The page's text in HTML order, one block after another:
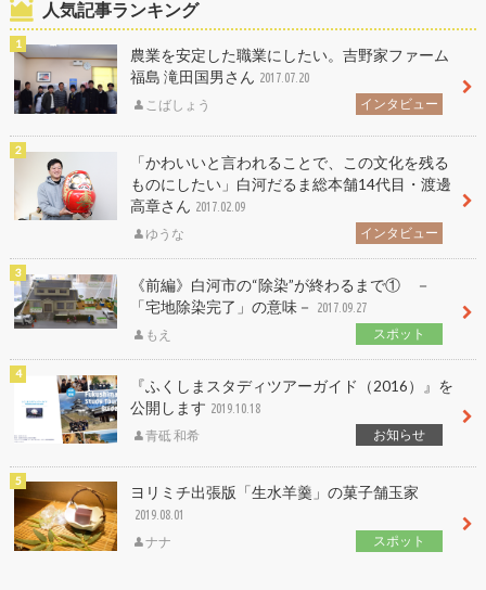
人気記事ランキング
農業を安定した職業にしたい。吉野家ファーム
福島 滝田国男さん 2017.07.20
こばしょう インタビュー
「かわいいと言われることで、この文化を残る
ものにしたい」白河だるま総本舗14代目・渡邊
高章さん 2017.02.09
ゆうな インタビュー
《前編》白河市の“除染”が終わるまで① －
「宅地除染完了」の意味－
2017.09.27
もえ スポット
『ふくしまスタディツアーガイド（2016）』を
公開します 2019.10.18
青砥 和希 お知らせ
ヨリミチ出張版「生水羊羹」の菓子舗玉家
2019.08.01
ナナ スポット